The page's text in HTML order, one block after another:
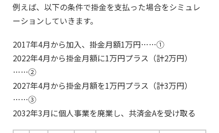
例えば、以下の条件で掛金を支払った場合をシミュレ
ーションしていきます。
2017年4月から加入、掛金月額1万円……①
2022年4月から掛金月額に1万円プラス（計2万円）
……②
2027年4月から掛金月額を1万円プラス（計3万円）
……③
2032年3月に個人事業を廃業し、共済金Aを受け取る